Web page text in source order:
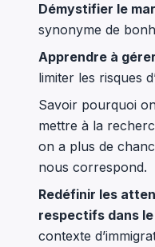
Démystifier le
synonyme de
Apprendre à
limiter les risques
Savoir pourquoi
mettre à la
on a plus de
nous correspond.
Redéfinir les
respectifs dans
contexte